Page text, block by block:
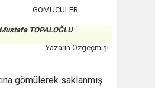
GÖMÜCÜLER
Mustafa TOPALOĞLU
Yazarın Özgeçmişi
gömülerek saklanmış